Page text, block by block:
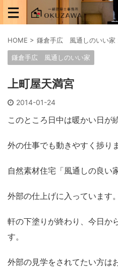
HOME > 鎌倉手広 風通しのいい家
鎌倉手広 風通しのいい家
上町屋天満宮
2014-01-24
このところ日中は暖かい日が
外の仕事でも動きやすく捗り
自然素材住宅「風通しの良い
外部の仕上げに入っています。
軒の下塗りが終わり、今日か
す。
外部の見学をされてたい方は